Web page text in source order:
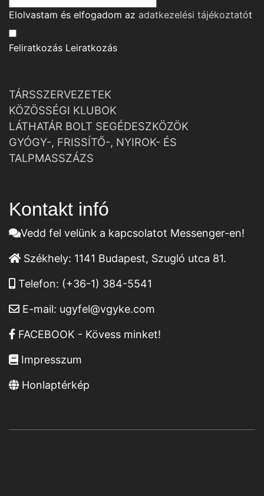
Elolvastam és elfogadom az adatkezelési tájékoztatót
Feliratkozás Leiratkozás
TÁRSSZERVEZETEK
KÖZÖSSÉGI KLUBOK
LÁTHATÁR BOLT SEGÉDESZKÖZÖK
GYÓGY-, FRISSÍTŐ-, NYIROK- ÉS
TALPMASSZÁZS
Kontakt infó
Vedd fel velünk a kapcsolatot Messenger-en!
Székhely: 1141 Budapest, Szugló utca 81.
Telefon: (+36-1) 384-5541
E-mail: ugyfel@vgyke.com
FACEBOOK - Kövess minket!
Impresszum
Honlaptérkép